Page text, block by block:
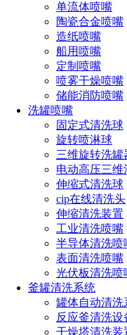
单流体喷嘴
陶瓷合金喷嘴
造纸喷嘴
船用喷嘴
定制喷嘴
喷雾干燥喷嘴
储能消防喷嘴
洗罐喷嘴
固定式清洗球
旋转喷淋球
三维旋转洗罐
电动高压三维
伸缩式清洗球
cip在线清洗头
伸缩清洗装置
工业清洗喷嘴
半导体清洗喷
表面清洗喷嘴
光伏板清洗喷
釜罐清洗系统
罐体自动清洗
反应釜清洗设
干燥塔清洗装
工作原理
旋转雾桩的原理是利用
的水雾颗粒，然后将这
粒非常小，只有几微米
被空气中的微小颗粒吸
特点及优势：
1、 本系统使用高压主
2、 安装方便，水源使